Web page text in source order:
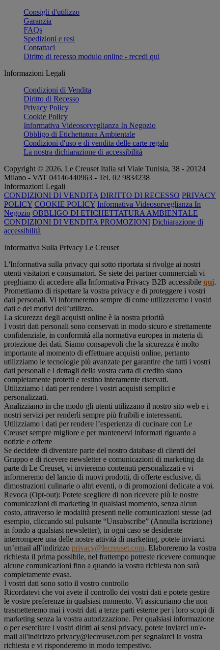
Consigli d'utilizzo
Garanzia
FAQs
Spedizioni e resi
Contattaci
Diritto di recesso modulo online - recedi qui
Informazioni Legali
Condizioni di Vendita
Diritto di Recesso
Privacy Policy
Cookie Policy
Informativa Videosorveglianza In Negozio
Obbligo di Etichettatura Ambientale
Condizioni d'uso e di vendita delle carte regalo
La nostra dichiarazione di accessibilità
Copyright © 2026, Le Creuset Italia srl ​​Viale Tunisia, 38 - 20124
Milano - VAT 04146440963 - Tel. 02 9834238
Informazioni Legali
CONDIZIONI DI VENDITA DIRITTO DI RECESSO PRIVACY
POLICY COOKIE POLICY Informativa Videosorveglianza In
Negozio OBBLIGO DI ETICHETTATURA AMBIENTALE
CONDIZIONI DI VENDITA PROMOZIONI Dichiarazione di
accessibilità
Informativa Sulla Privacy Le Creuset
L'Informativa sulla privacy qui sotto riportata si rivolge ai nostri
utenti visitatori e consumatori. Se siete dei partner commerciali vi
preghiamo di accedere alla Informativa Privacy B2B accessibile qui.
Promettiamo di rispettare la vostra privacy e di proteggere i vostri
dati personali. Vi informeremo sempre di come utilizzeremo i vostri
dati e dei motivi dell’utilizzo.
La sicurezza degli acquisti online è la nostra priorità
I vostri dati personali sono conservati in modo sicuro e strettamente
confidenziale, in conformità alla normativa europea in materia di
protezione dei dati. Siamo consapevoli che la sicurezza è molto
importante al momento di effettuare acquisti online, pertanto
utilizziamo le tecnologie più avanzate per garantire che tutti i vostri
dati personali e i dettagli della vostra carta di credito siano
completamente protetti e restino interamente riservati.
Utilizziamo i dati per rendere i vostri acquisti semplici e
personalizzati.
Analizziamo in che modo gli utenti utilizzano il nostro sito web e i
nostri servizi per renderli sempre più fruibili e interessanti.
Utilizziamo i dati per rendere l’esperienza di cucinare con Le
Creuset sempre migliore e per mantenervi informati riguardo a
notizie e offerte
Se decidete di diventare parte del nostro database di clienti del
Gruppo e di ricevere newsletter e comunicazioni di marketing da
parte di Le Creuset, vi invieremo contenuti personalizzati e vi
informeremo del lancio di nuovi prodotti, di offerte esclusive, di
dimostrazioni culinarie o altri eventi, o di promozioni dedicate a voi.
Revoca (Opt-out): Potete scegliere di non ricevere più le nostre
comunicazioni di marketing in qualsiasi momento, senza alcun
costo, attraverso le modalità presenti nelle comunicazioni stesse (ad
esempio, cliccando sul pulsante “Unsubscribe” (Annulla iscrizione)
in fondo a qualsiasi newsletter), in ogni caso se desiderate
interrompere una delle nostre attività di marketing, potete inviarci
un’email all’indirizzo privacy@lecreuset.com. Elaboreremo la vostra
richiesta il prima possibile, nel frattempo potreste ricevere comunque
alcune comunicazioni fino a quando la vostra richiesta non sarà
completamente evasa.
I vostri dati sono sotto il vostro controllo
Ricordatevi che voi avete il controllo dei vostri dati e potete gestire
le vostre preferenze in qualsiasi momento. Vi assicuriamo che non
trasmetteremo mai i vostri dati a terze parti esterne per i loro scopi di
marketing senza la vostra autorizzazione. Per qualsiasi informazione
o per esercitare i vostri diritti ai sensi privacy, potete inviarci un'e-
mail all'indirizzo privacy@lecreuset.com per segnalarci la vostra
richiesta e vi risponderemo in modo tempestivo.